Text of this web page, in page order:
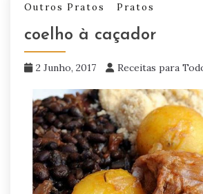
Outros Pratos Pratos
coelho à caçador
2 Junho, 2017 Receitas para